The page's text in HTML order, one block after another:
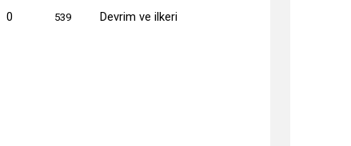
0 539 Devrim ve ilkeri